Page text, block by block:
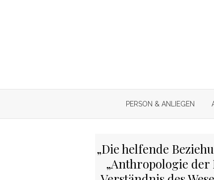
PERSON & ANLIEGEN
„Die helfende
„Anthropologie der